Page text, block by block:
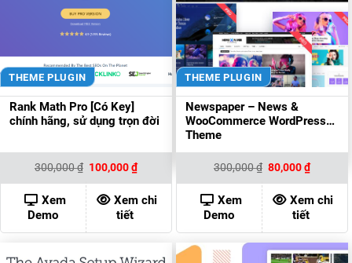
THEME PLUGIN
Rank Math Pro [Có Key]
chính hãng, sử dụng trọn đời
300,000₫ Giá
là:
300,000 ₫.
100,000₫Giá
hiện
tại
là:
100,000 ₫.
Xem
Demo
Xem chi
tiết
THEME PLUGIN
Newspaper – News &
WooCommerce WordPress
Theme
300,000₫ Giá
gốc
là:
300,000 ₫.
80,000₫Giá
hiện
tại
là:
80,000
Xem
Demo
Xem chi
tiết